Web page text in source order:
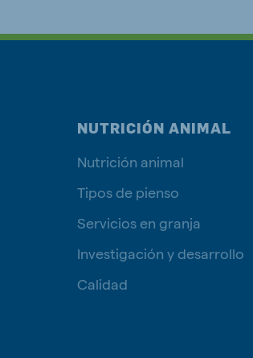
NUTRICIÓN ANIMAL
Nutrición animal
Tipos de pienso
Servicios en granja
Investigación y desarrollo
Calidad